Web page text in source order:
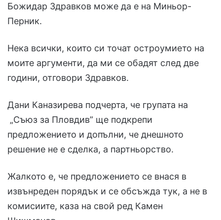
Божидар Здравков може да е на Миньор-
Перник.
Нека всички, които си точат остроумието на
моите аргументи, да ми се обадят след две
години, отговори Здравков.
Дани Каназирева подчерта, че групата на
„Съюз за Пловдив” ще подкрепи
предложението и допълни, че днешното
решение не е сделка, а партньорство.
Жалкото е, че предложението се внася в
извънреден порядък и се обсъжда тук, а не в
комисиите, каза на свой ред Камен